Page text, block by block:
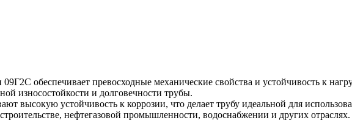
обеспечивает превосходные механические свойства и устойчивость к
износостойкости и долговечности трубы.
высокую устойчивость к коррозии, что делает трубу идеальной для
нефтегазовой промышленности, водоснабжении и других отраслях.